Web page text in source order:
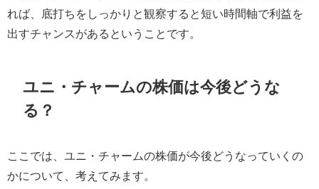
れば、底打ちをしっかりと観察すると短い時間軸で利益を
出すチャンスがあるということです。
ユニ・チャームの株価は今後どうな
る？
ここでは、ユニ・チャームの株価が今後どうなっていくの
かについて、考えてみます。